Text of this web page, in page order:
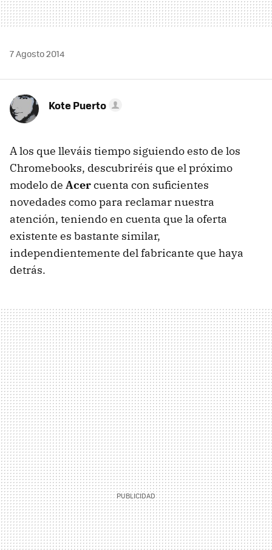
7 Agosto 2014
Kote Puerto
A los que lleváis tiempo siguiendo esto de los
Chromebooks, descubriréis que el próximo
modelo de Acercuenta con suficientes
novedades como para reclamar nuestra
atención, teniendo en cuenta que la oferta
existente es bastante similar,
independientemente del fabricante que haya
detrás.